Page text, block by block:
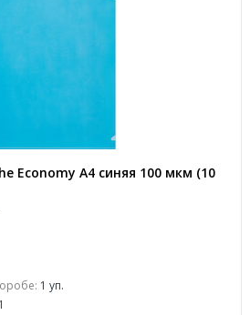
Economy A4 синяя 100 мкм (10
1 уп.
1